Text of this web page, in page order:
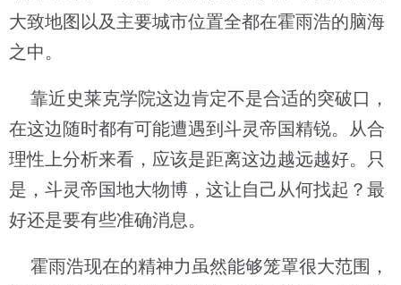
大致地图以及主要城市位置全都在霍雨浩的脑海
之中。
靠近史莱克学院这边肯定不是合适的突破口，
在这边随时都有可能遭遇到斗灵帝国精锐。从合
理性上分析来看，应该是距离这边越远越好。只
是，斗灵帝国地大物博，这让自己从何找起？最
好还是要有些准确消息。
霍雨浩现在的精神力虽然能够笼罩很大范围，